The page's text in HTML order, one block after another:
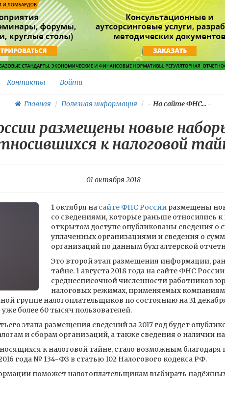
Контакты Войти
Главная Полезная информация - На сайте ФНС... -
размещены новые
к налоговой
01 октября 2018
1 октября на сайте ФНС Россииразмещены
со сведениями, которые раньше относились к
открытом доступе опубликованы сведения о
уплаченных организациями и сведения о
организаций по данным бухгалтерской
Это второй этап размещения информации,
тайне. 1 августа 2018 года на сайте ФНС
среднесписочной численности работников
налоговых режимах, применяемых
группе налогоплательщиков по состоянию на 31
более 60 тысяч пользователей.
этапа размещения сведений за 2017 год будет
и сборам организаций, а также сведения о наличии
к налоговой тайне, стало возможным
года № 134-ФЗ в статью 102 Налогового кодекса РФ.
поможет налогоплательщикам выбирать